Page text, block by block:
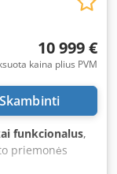
10 999 €
kaina plius PVM
Skambinti
funkcionalus,
priemonės